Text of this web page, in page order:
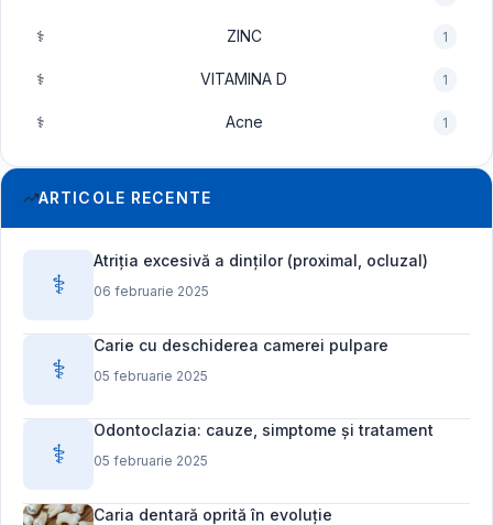
⚕️ ZINC 1
⚕️ VITAMINA D 1
⚕️ Acne 1
ARTICOLE RECENTE
⚕️
Atriția excesivă a dinților (proximal, ocluzal)
06 februarie 2025
⚕️
Carie cu deschiderea camerei pulpare
05 februarie 2025
⚕️
Odontoclazia: cauze, simptome și tratament
05 februarie 2025
Caria dentară oprită în evoluție